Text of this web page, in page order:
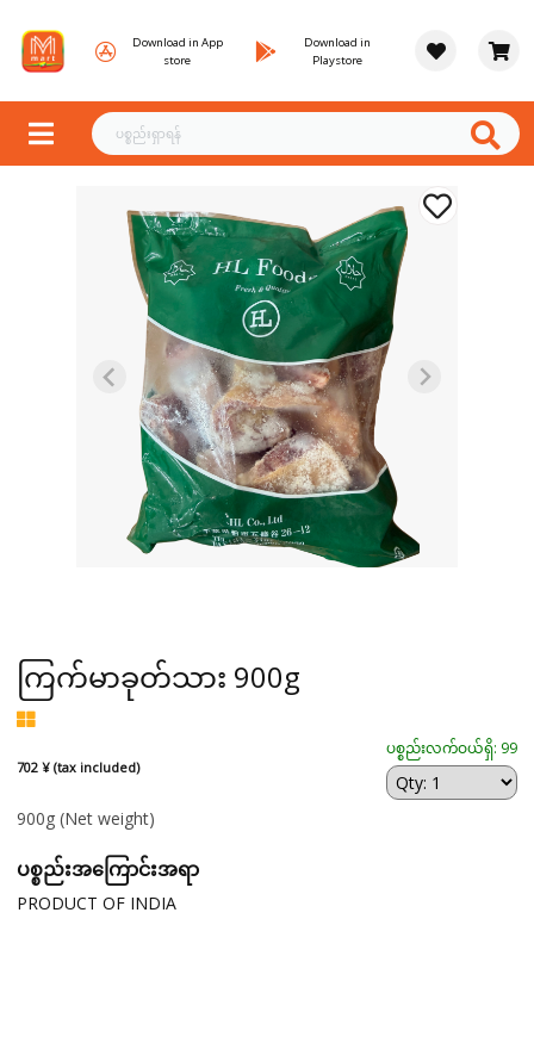
Download in App
store
Download in
Playstore
ကြက်မာခုတ်သား 900g
702 ¥ (tax included)
ပစ္စည်းလက်ဝယ်ရှိ: 99
900g (Net weight)
ပစ္စည်းအကြောင်းအရာ
PRODUCT OF INDIA